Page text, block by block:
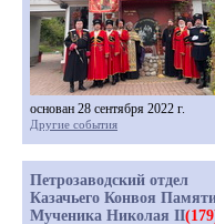
основан 28 сентября 2022 г.
Другие события
Петрозаводский отдел
Казачьего Конвоя
Мученика Николая II